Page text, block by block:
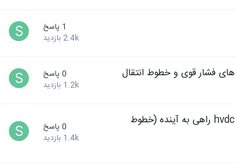
1 پاسخ
2.4k بازدید
0 پاسخ
1.2k بازدید
خطوط انتقال vsc و جریان مستقیم ولتاژ بالا hvdc راهی به آینده (خطوط 0 پاسخ
1.4k بازدید